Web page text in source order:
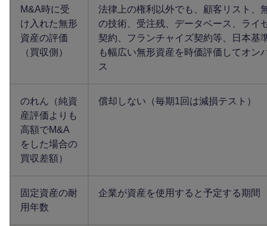
M&A時に受
け入れた無形
資産の評価
（買収側）
法律上の権利以外でも、顧客リスト、
の技術、受注残、データベース、ライ
契約、フランチャイズ契約等、日本基
も幅広い無形資産を時価評価してオン
ス
のれん（純資
産評価よりも
高額でM&A
をした場合の
買収差額）
償却しない（毎期1回は減損テスト）
固定資産の耐
用年数
企業が資産を使用すると予定する期間